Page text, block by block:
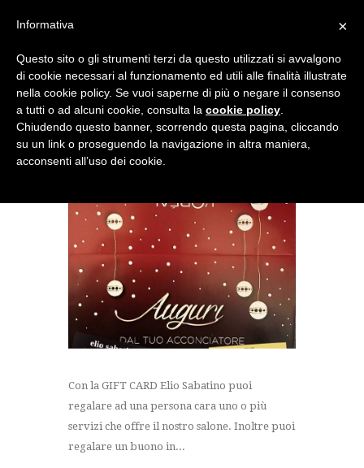
GIFT CARD ELIO
Con la GIFT CARD Elio Sabatino puoi
regalare ad una persona cara uno o più
servizi che offre il nostro salone. Inoltre puoi
regalare un buono in...
×
Informativa
Questo sito o gli strumenti terzi da questo utilizzati si avvalgono
di cookie necessari al funzionamento ed utili alle finalità illustrate
nella cookie policy. Se vuoi saperne di più o negare il consenso
a tutti o ad alcuni cookie, consulta la cookie policy
Chiudendo questo banner, scorrendo questa pagina, cliccando
su un link o proseguendo la navigazione in altra maniera,
acconsenti all’uso dei cookie.